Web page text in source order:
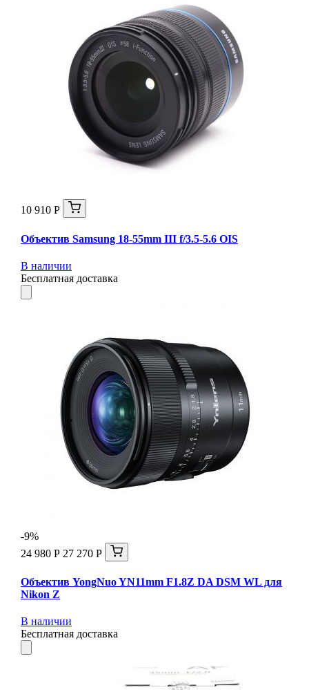
10 910 Р
Объектив Samsung 18-55mm III f/3.5-5.6 OIS
В наличии
Бесплатная доставка
-9%
24 980 Р 27 270 Р
Объектив YongNuo YN11mm F1.8Z DA DSM WL для
Nikon Z
В наличии
Бесплатная доставка